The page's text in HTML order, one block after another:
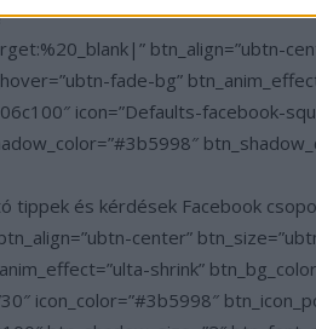
btn_align=”ubtn-
fade-bg”
icon=”Defaults-facebook-
tippek és kérdések Facebook
center”
shrink”
icon_color=”#3b5998″